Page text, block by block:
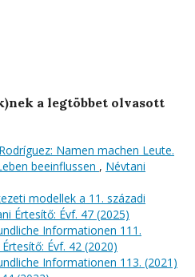
a legtöbbet olvasott
Namen machen Leute.
beeinflussen , Névtani
modellek a 11. századi
Értesítő: Évf. 47 (2025)
Informationen 111.
Évf. 42 (2020)
Informationen 113. (2021)